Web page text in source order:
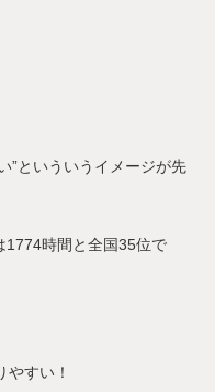
”といういうイメージが先
1774時間と全国35位で
すい！